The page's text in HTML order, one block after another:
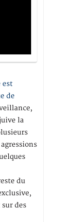
est
de
la
du
des